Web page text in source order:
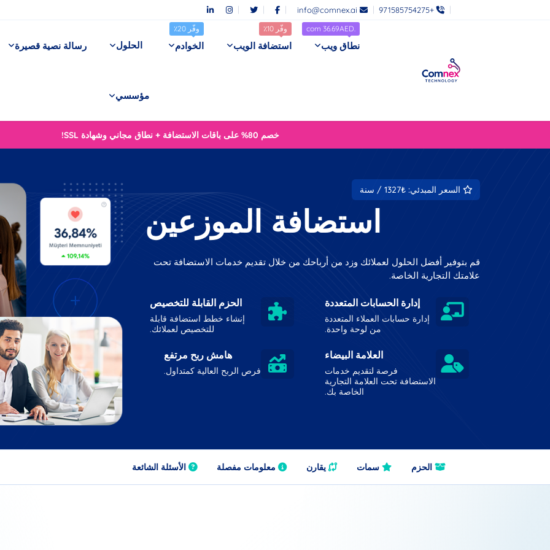
+971585754275
info@comnex.ai
نطاق ويب
وفّر 10٪
استضافة الويب
وفّر 20٪
الخوادم الحلول رسالة نصية قصيرة
مؤسسي
خصم 80% على باقات الاستضافة + نطاق مجاني وشهادة SSL!
السعر المبدئي: ₺1327 / سنة
استضافة الموزعين
قم بتوفير أفضل الحلول لعملائك وزد من أرباحك من خلال تقديم خدمات الاستضافة تحت
علامتك التجارية الخاصة.
إدارة الحسابات المتعددة
إدارة حسابات العملاء المتعددة
من لوحة واحدة.
الحزم القابلة للتخصيص
إنشاء خطط استضافة قابلة
للتخصيص لعملائك.
العلامة البيضاء
فرصة لتقديم خدمات
الاستضافة تحت العلامة التجارية
الخاصة بك.
هامش ربح مرتفع
فرص الربح العالية كمتداول.
الحزم سمات يقارن معلومات مفصلة الأسئلة الشائعة